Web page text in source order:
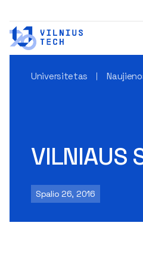
Universitetas
VILNIAUS
Spalio 26, 2016